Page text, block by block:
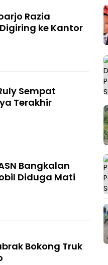
Razia
ke Kantor
Sempat
Terakhir
Bangkalan
Diduga Mati
Bokong Truk